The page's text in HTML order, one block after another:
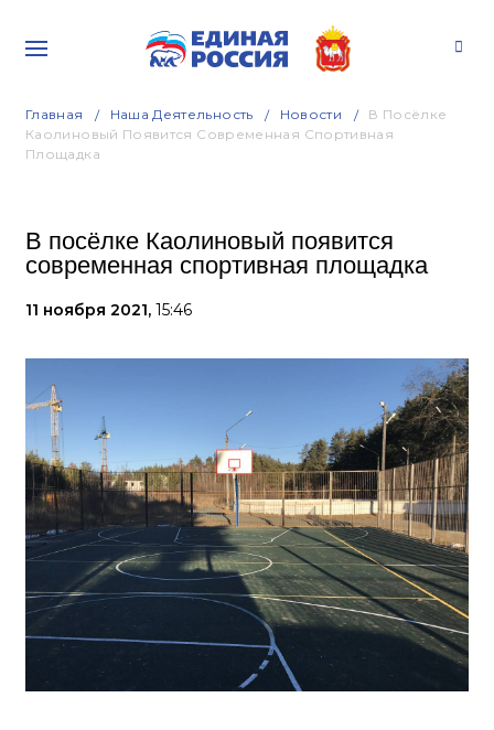
Главная Наша Деятельность Новости
В Посёлке
Каолиновый Появится Современная Спортивная
Площадка
В посёлке Каолиновый появится
современная спортивная площадка
11 ноября 2021, 15:46